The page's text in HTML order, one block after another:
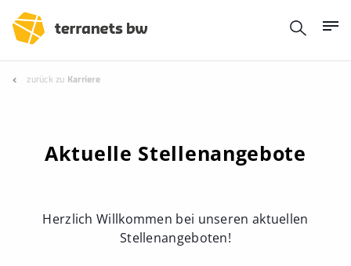
zurück zu Karriere
Aktuelle Stellenangebote
Herzlich Willkommen bei unseren aktuellen
Stellenangeboten!